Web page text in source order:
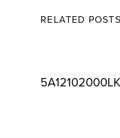
RELATED POSTS
5A12102000LK